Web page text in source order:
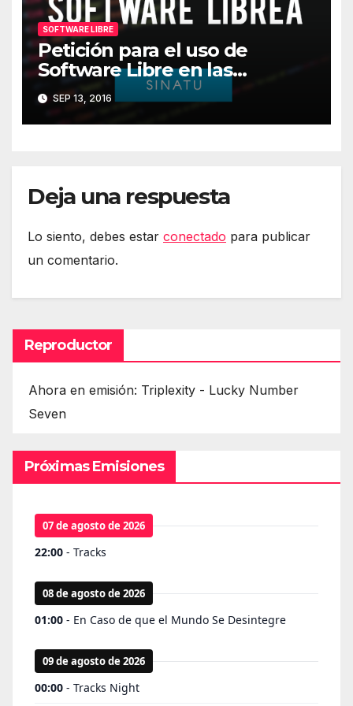
SOFTWARE LIBRE
Petición para el uso de
Software Libre en las
administraciones vascas
SEP 13, 2016
Deja una respuesta
Lo siento, debes estar conectado para publicar
un comentario.
Reproductor
Ahora en emisión: Triplexity - Lucky Number
Seven
Próximas Emisiones